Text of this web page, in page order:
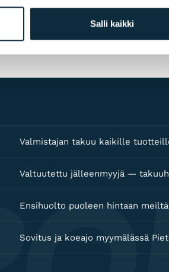
Salli kaikki
Valmistajan takuu kaikille
Valtuutettu jälleenmyyjä —
Ensihuolto puoleen hintaan
Sovitus ja koeajo myymälässä